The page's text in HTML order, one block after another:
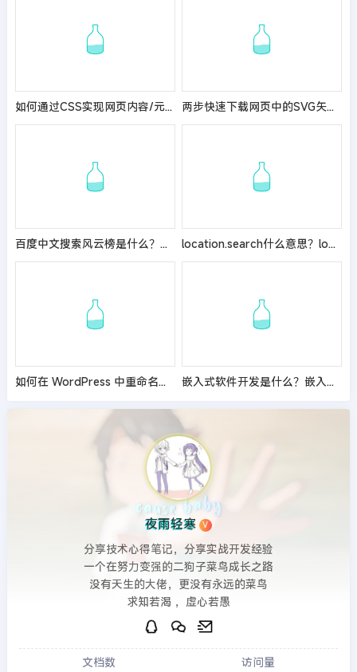
如何通过CSS实现网页内容/元素的隐藏？ 两步快速下载网页中的SVG矢量图标文件
百度中文搜索风云榜是什么？热搜榜有什么内容？ location.search什么意思？location.search怎么用？
如何在 WordPress 中重命名图片和媒体文件？ 嵌入式软件开发是什么？嵌入式软件开发要学什么？
夜雨轻寒 V
分享技术心得笔记，分享实战开发经验
一个在努力变强的二狗子菜鸟成长之路
没有天生的大佬，更没有永远的菜鸟
求知若渴 ，虚心若愚
文档数 访问量